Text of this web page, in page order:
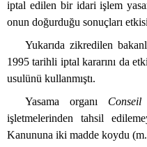
iptal edilen bir idari işlem
onun doğurduğu sonuçları
Yukarıda zikredilen
1995 tarihli iptal kararını da
usulünü kullanmıştı.
Yasama organı Conseil
işletmelerinden tahsil
Kanununa iki madde koydu